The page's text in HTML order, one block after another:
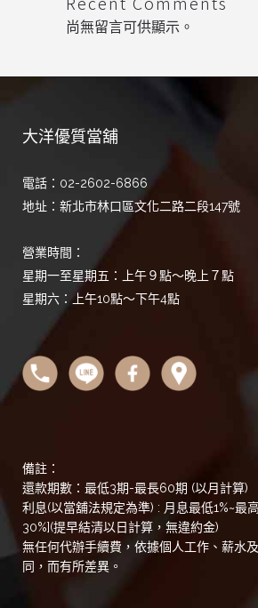
尚無留言可供顯示。
大洋優質當舖
電話：02-2602-6866
地址：新北市林口區文化二路二段147號
營業時間：
星期一至星期五：上午９點～晚上７點
星期六：上午10點～下午4點
備註：
還款期數：最低3期-最長60期 (以月計算)
利息(以當舖法規定為準) : 月息最低1%~最
30%](提早結清以日計算，無違約金)
無任何代辦手續費，依據個人工作、薪水
同，而有所差異。